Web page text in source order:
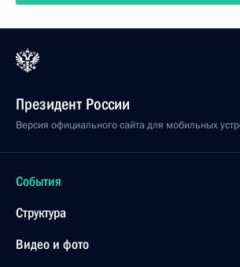
Президент России
Версия официального сайта для мобильных
События
Структура
Видео и фото